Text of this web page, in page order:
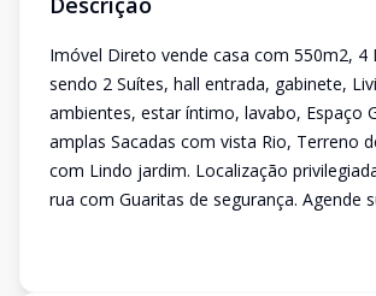
Imóvel Direto vende casa com 550m2, 4
sendo 2 Suítes, hall entrada, gabinete,
ambientes, estar íntimo, lavabo, Espaço
amplas Sacadas com vista Rio, Terreno
com Lindo jardim. Localização
rua com Guaritas de segurança. Agende